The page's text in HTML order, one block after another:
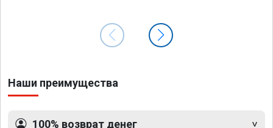
Наши преимущества
100% возврат денег